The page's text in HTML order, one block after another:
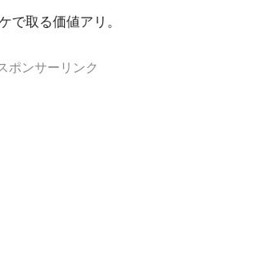
で取る価値アリ。
ポンサーリンク